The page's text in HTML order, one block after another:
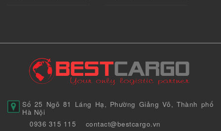
Số 25 Ngõ 81 Láng Hạ, Phường Giảng Võ, Thành phố
Hà Nội
0936 315 115
contact@bestcargo.vn